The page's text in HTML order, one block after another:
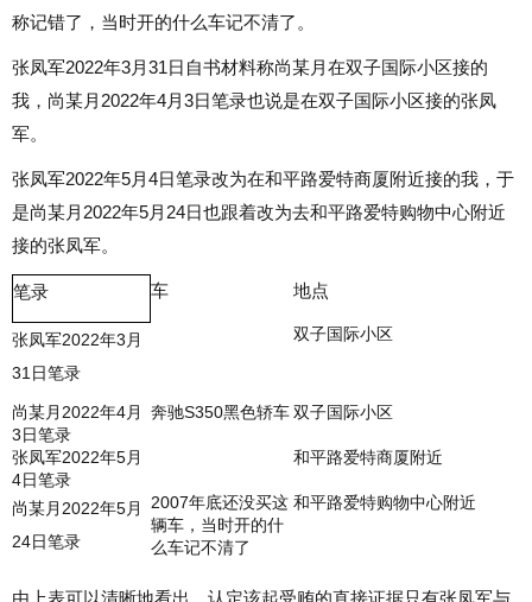
称记错了，当时开的什么车记不清了。
张凤军2022年3月31日自书材料称尚某月在双子国际小区接的
我，尚某月2022年4月3日笔录也说是在双子国际小区接的张凤
军。
张凤军2022年5月4日笔录改为在和平路爱特商厦附近接的我，于
是尚某月2022年5月24日也跟着改为去和平路爱特购物中心附近
接的张凤军。
笔录 车 地点
张凤军2022年3月
31日笔录
双子国际小区
尚某月2022年4月
3日笔录
奔驰S350黑色轿车双子国际小区
张凤军2022年5月
4日笔录
和平路爱特商厦附近
尚某月2022年5月
24日笔录
2007年底还没买这
辆车，当时开的什
么车记不清了
和平路爱特购物中心附近
由上表可以清晰地看出，认定该起受贿的直接证据只有张凤军与